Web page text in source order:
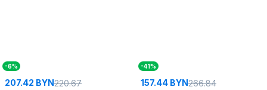
-6%
207.42 BYN220.67
-41%
157.44 BYN266.84